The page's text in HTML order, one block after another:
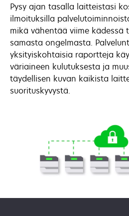
Pysy ajan tasalla laitteistasi
ilmoituksilla
mikä vähentää viime kädessä
samasta ongelmasta.
yksityiskohtaisia raportteja
väriaineen kulutuksesta ja
täydellisen kuvan kaikista
suorituskyvystä.